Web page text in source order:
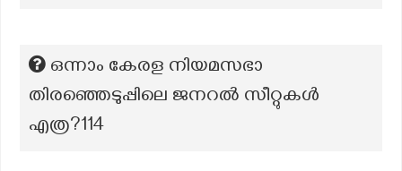
ഒന്നാം കേരള നിയമസഭാ
തിരഞ്ഞെടുപ്പിലെ ജനറൽ സീറ്റുകൾ
എത്ര?114